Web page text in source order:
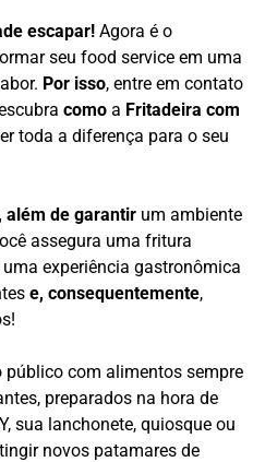
escapar! Agora é o
seu food service em uma
Por isso, entre em contato
como a Fritadeira com
toda a diferença para o seu
além de garantir um ambiente
assegura uma fritura
uma experiência gastronômica
e, consequentemente,
público com alimentos sempre
preparados na hora de
sua lanchonete, quiosque ou
novos patamares de